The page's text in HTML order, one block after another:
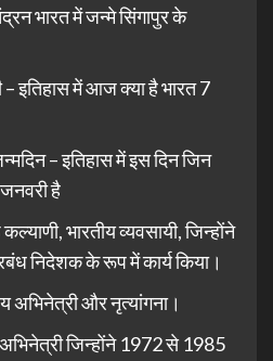
भारत में जन्मे सिंगापुर के
– इतिहास में आज क्या है भारत 7
– इतिहास में इस दिन जिन
है
भारतीय व्यवसायी, जिन्होंने
निदेशक के रूप में कार्य किया।
अभिनेत्री और नृत्यांगना।
अभिनेत्री जिन्होंने 1972 से 1985